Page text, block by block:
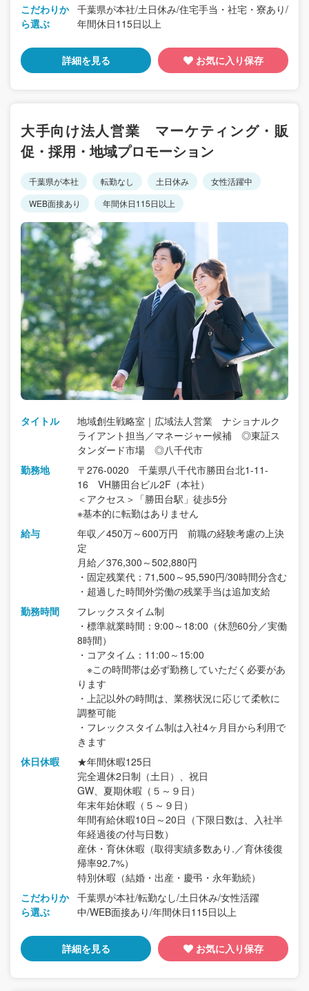
こだわりか
ら選ぶ
千葉県が本社/土日休み/住宅手当・社宅・寮あり/
年間休日115日以上
詳細を見る お気に入り保存
大手向け法人営業 マーケティング・販
促・採用・地域プロモーション
千葉県が本社 転勤なし 土日休み
女性活躍中
WEB面接あり
年間休日115日以上
タイトル
地域創生戦略室｜広域法人営業 ナショナルク
ライアント担当／マネージャー候補 ◎東証ス
タンダード市場 ◎八千代市
勤務地
〒276-0020 千葉県八千代市勝田台北1-11-
16 VH勝田台ビル2F（本社）
＜アクセス＞「勝田台駅」徒歩5分
※基本的に転勤はありません
給与
年収／450万～600万円 前職の経験考慮の上決
定
月給／376,300～502,880円
・固定残業代：71,500～95,590円/30時間分含む
・超過した時間外労働の残業手当は追加支給
勤務時間
フレックスタイム制
・標準就業時間：9:00～18:00（休憩60分／実働
8時間）
・コアタイム：11:00～15:00
※この時間帯は必ず勤務していただく必要があ
ります
・上記以外の時間は、業務状況に応じて柔軟に
調整可能
・フレックスタイム制は入社4ヶ月目から利用で
きます
休日休暇
★年間休暇125日
完全週休2日制（土日）、祝日
GW、夏期休暇（５～９日）
年末年始休暇（５～９日）
年間有給休暇10日～20日（下限日数は、入社半
年経過後の付与日数）
産休・育休休暇（取得実績多数あり.／育休後復
帰率92.7%）
特別休暇（結婚・出産・慶弔・永年勤続）
こだわりか
ら選ぶ
千葉県が本社/転勤なし/土日休み/女性活躍
中/WEB面接あり/年間休日115日以上
詳細を見る お気に入り保存